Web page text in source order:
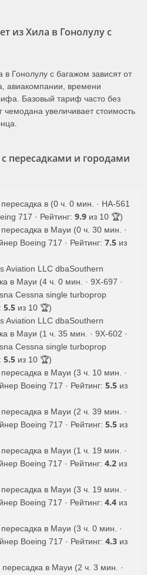
из Хила в Гонолулу с
Гонолулу с багажом зависят от
авиакомпании, времени
Базовый тариф часто без
увеличивает стоимость
пересадками и городами
в (0 ч. 0 мин. · HA-561
717 · Рейтинг: 9.9 из 10 🏆)
в Мауи (0 ч. 30 мин. ·
Boeing 717 · Рейтинг: 7.5 из
Aviation LLC dbaSouthern
в Мауи (4 ч. 0 мин. · 9X-697 ·
Cessna single turboprop
5.5 из 10 🏆)
Aviation LLC dbaSouthern
в Мауи (1 ч. 35 мин. · 9X-602 ·
Cessna single turboprop
5.5 из 10 🏆)
в Мауи (3 ч. 10 мин. ·
Boeing 717 · Рейтинг: 5.5 из
в Мауи (2 ч. 39 мин. ·
Boeing 717 · Рейтинг: 5.5 из
в Мауи (1 ч. 19 мин. ·
Boeing 717 · Рейтинг: 4.2 из
в Мауи (3 ч. 19 мин. ·
Boeing 717 · Рейтинг: 4.4 из
в Мауи (3 ч. 0 мин. ·
Boeing 717 · Рейтинг: 4.3 из
в Мауи (2 ч. 3 мин. ·